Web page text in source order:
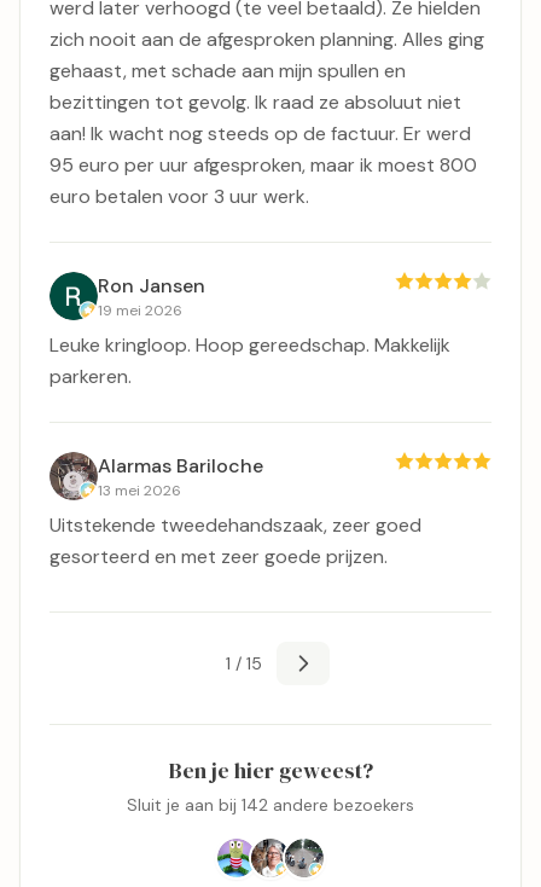
werd later verhoogd (te veel betaald). Ze hielden
zich nooit aan de afgesproken planning. Alles ging
gehaast, met schade aan mijn spullen en
bezittingen tot gevolg. Ik raad ze absoluut niet
aan! Ik wacht nog steeds op de factuur. Er werd
95 euro per uur afgesproken, maar ik moest 800
euro betalen voor 3 uur werk.
Ron Jansen
19 mei 2026
Leuke kringloop. Hoop gereedschap. Makkelijk
parkeren.
Alarmas Bariloche
13 mei 2026
Uitstekende tweedehandszaak, zeer goed
gesorteerd en met zeer goede prijzen.
1 / 15
Ben je hier geweest?
Sluit je aan bij 142 andere bezoekers